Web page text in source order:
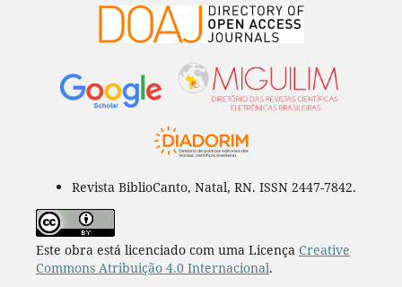
Revista BiblioCanto, Natal, RN. ISSN 2447-7842.
Este obra está licenciado com uma Licença Creative
Commons Atribuição 4.0 Internacional.